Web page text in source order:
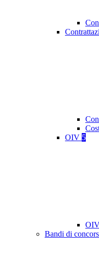
OIV 5
Bandi di